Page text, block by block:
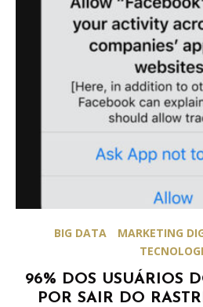
BIG DATA MARKETING
96% DOS USUÁRIOS
POR SAIR DO